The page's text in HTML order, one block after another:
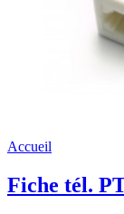
Accueil
Fiche tél.